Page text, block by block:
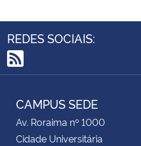
REDES SOCIAIS:
RSS
CAMPUS SEDE
Av. Roraima nº 1000
Cidade Universitária